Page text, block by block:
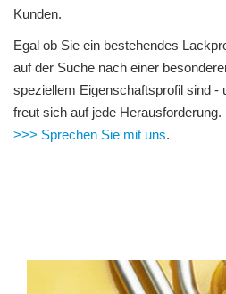
Kunden.
Egal ob Sie ein bestehendes
auf der Suche nach einer
speziellem Eigenschaftsprofil sind -
freut sich auf jede Herausforderung.
>>> Sprechen Sie mit uns.